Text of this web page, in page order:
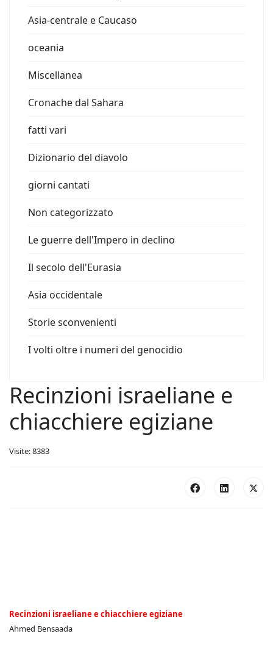
Asia-centrale e Caucaso
oceania
Miscellanea
Cronache dal Sahara
fatti vari
Dizionario del diavolo
giorni cantati
Non categorizzato
Le guerre dell'Impero in declino
Il secolo dell'Eurasia
Asia occidentale
Storie sconvenienti
I volti oltre i numeri del genocidio
Recinzioni israeliane e
chiacchiere egiziane
Visite: 8383
Recinzioni israeliane e chiacchiere egiziane
Ahmed Bensaada